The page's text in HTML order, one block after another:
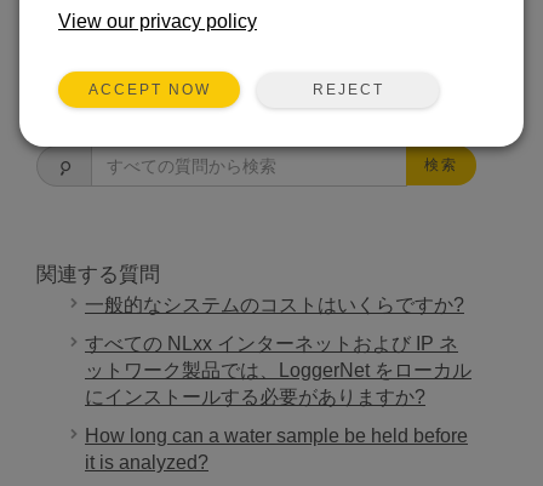
この回答は役に立ちましたか？
よくある質問一覧
検索
関連する質問
一般的なシステムのコストはいくらですか?
すべての NLxx インターネットおよび IP ネ
ットワーク製品では、LoggerNet をローカル
にインストールする必要がありますか?
How long can a water sample be held before
it is analyzed?
View our privacy policy
ACCEPT NOW REJECT